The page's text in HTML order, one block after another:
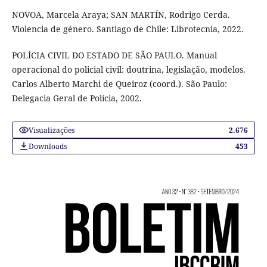
NOVOA, Marcela Araya; SAN MARTÍN, Rodrigo Cerda.
Violencia de género. Santiago de Chile: Librotecnia, 2022.
POLÍCIA CIVIL DO ESTADO DE SÃO PAULO. Manual
operacional do policial civil: doutrina, legislação, modelos.
Carlos Alberto Marchi de Queiroz (coord.). São Paulo:
Delegacia Geral de Polícia, 2002.
Visualizações
2.676
Downloads
453